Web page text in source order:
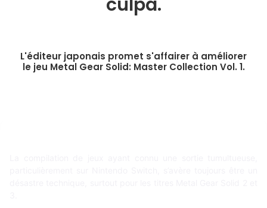
L'éditeur japonais promet s'affairer à améliorer
le jeu Metal Gear Solid: Master Collection Vol. 1.